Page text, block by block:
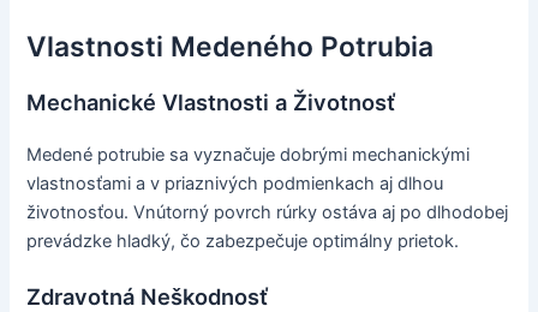
Vlastnosti Medeného Potrubia
Mechanické Vlastnosti a Životnosť
Medené potrubie sa vyznačuje dobrými mechanickými
vlastnosťami a v priaznivých podmienkach aj dlhou
životnosťou. Vnútorný povrch rúrky ostáva aj po dlhodobej
prevádzke hladký, čo zabezpečuje optimálny prietok.
Zdravotná Neškodnosť